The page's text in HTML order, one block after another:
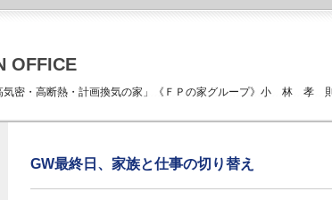
OFFICE
気密・高断熱・計画換気の家」《ＦＰの家グループ》小 林 孝
GW最終日、家族と仕事の切り替え